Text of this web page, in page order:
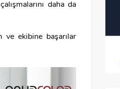
daha da
ve ekibine başarılar